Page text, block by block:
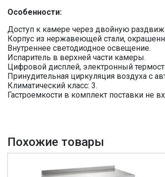
Особенности:
Доступ к камере через двойную
Корпус из нержавеющей стали,
Внутреннее светодиодное освещение.
Испаритель в верхней части камеры.
Цифровой дисплей, электронный
Принудительная циркуляция воздуха с
Климатический класс: 3.
Гастроемкости в комплект поставки не
Похожие товары